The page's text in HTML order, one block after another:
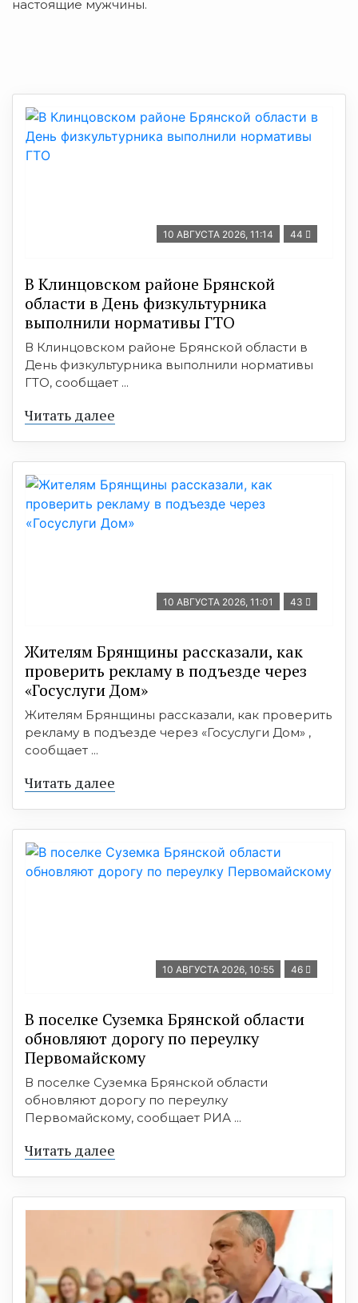
настоящие мужчины.
10 АВГУСТА 2026, 11:14 44
В Клинцовском районе Брянской
области в День физкультурника
выполнили нормативы ГТО
В Клинцовском районе Брянской области в
День физкультурника выполнили нормативы
ГТО, сообщает ...
Читать далее
10 АВГУСТА 2026, 11:01 43
Жителям Брянщины рассказали, как
проверить рекламу в подъезде через
«Госуслуги Дом»
Жителям Брянщины рассказали, как проверить
рекламу в подъезде через «Госуслуги Дом» ,
сообщает ...
Читать далее
10 АВГУСТА 2026, 10:55 46
В поселке Суземка Брянской области
обновляют дорогу по переулку
Первомайскому
В поселке Суземка Брянской области
обновляют дорогу по переулку
Первомайскому, сообщает РИА ...
Читать далее